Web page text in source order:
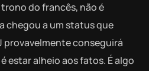
do francês, não é
chegou a um status que
conseguirá
estar alheio aos fatos. É algo